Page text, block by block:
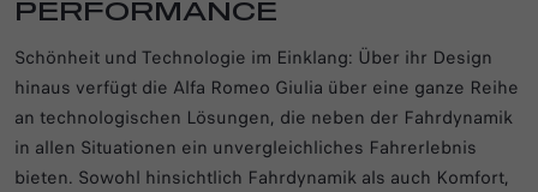
PERFORMANCE
Schönheit und Technologie im Einklang: Über ihr Design
hinaus verfügt die Alfa Romeo Giulia über eine ganze Reihe
an technologischen Lösungen, die neben der Fahrdynamik
in allen Situationen ein unvergleichliches Fahrerlebnis
bieten. Sowohl hinsichtlich Fahrdynamik als auch Komfort,